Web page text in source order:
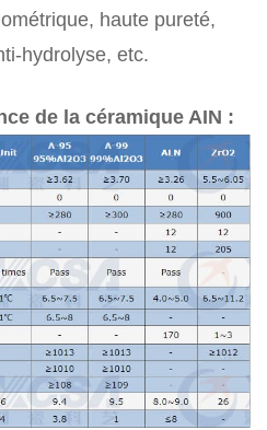
haute pureté,
hydrolyse, etc.
de la céramique AIN :